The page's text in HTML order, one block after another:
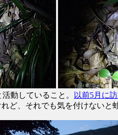
動していること。 以前5月に
ど、それでも気を付けないと